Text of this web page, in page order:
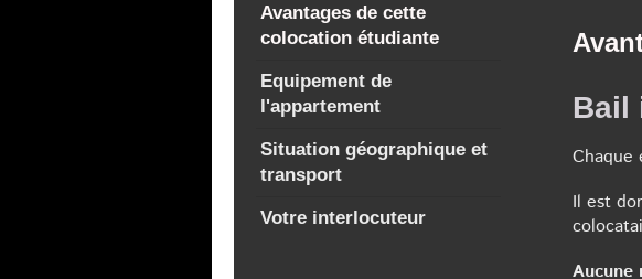
Bail
Il est
Aucune
Avantages de cette
colocation étudiante
Equipement de
l'appartement
Situation géographique et
transport
Votre interlocuteur